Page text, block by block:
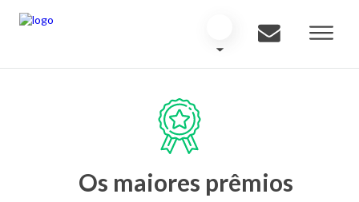
Os maiores prêmios